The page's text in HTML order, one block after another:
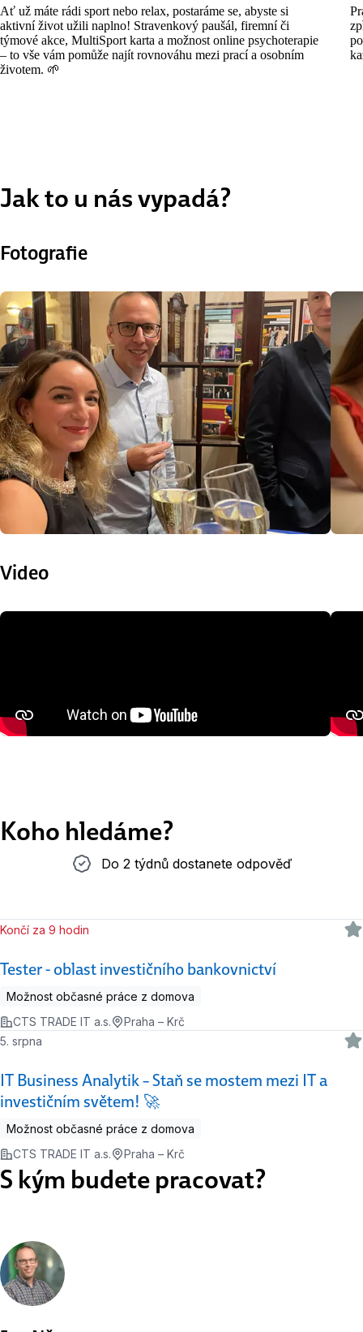
Ať už máte rádi sport nebo relax, postaráme se, abyste si
aktivní život užili naplno! Stravenkový paušál, firemní či
týmové akce, MultiSport karta a možnost online psychoterapie
– to vše vám pomůže najít rovnováhu mezi prací a osobním
životem. 🌱
Jak to u nás vypadá?
Fotografie
Video
Koho hledáme?
Do 2 týdnů dostanete odpověď
Do 2 týdnů dostanete odpověď
Tester - oblast investičního bankovnictví
Končí za 9 hodin
Možnost občasné práce z domova
CTS TRADE IT a.s.
Praha – Krč
IT Business Analytik – Staň se mostem mezi IT a
investičním světem! 🚀
5. srpna
Možnost občasné práce z domova
CTS TRADE IT a.s.
Praha – Krč
S kým budete pracovat?